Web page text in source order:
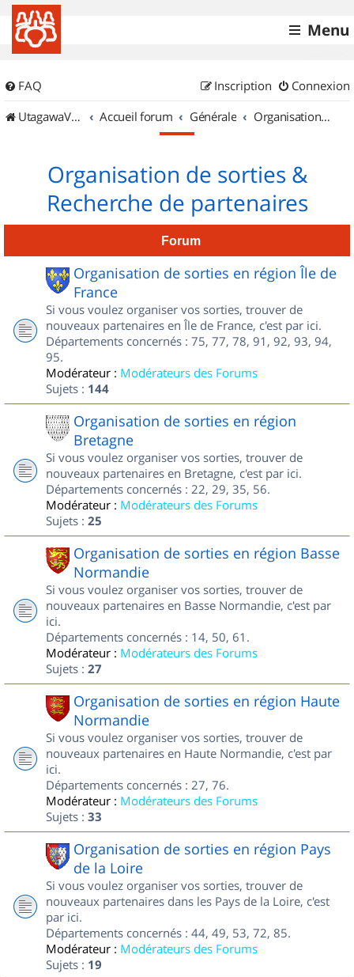
Menu
FAQ Connexion
Inscription
UtagawaVTT (Randos VTT et VTTAE avec traces GPS)
Accueil forum Générale Organisation de sorties & Recherche de partenaires
Organisation de sorties &
Recherche de partenaires
Forum
Organisation de sorties en région Île de
France
Si vous voulez organiser vos sorties, trouver de
nouveaux partenaires en Île de France, c'est par ici.
Départements concernés : 75, 77, 78, 91, 92, 93, 94,
95.
Modérateur : Modérateurs des Forums
Sujets : 144
Organisation de sorties en région
Bretagne
Si vous voulez organiser vos sorties, trouver de
nouveaux partenaires en Bretagne, c'est par ici.
Départements concernés : 22, 29, 35, 56.
Modérateur : Modérateurs des Forums
Sujets : 25
Organisation de sorties en région Basse
Normandie
Si vous voulez organiser vos sorties, trouver de
nouveaux partenaires en Basse Normandie, c'est par
ici.
Départements concernés : 14, 50, 61.
Modérateur : Modérateurs des Forums
Sujets : 27
Organisation de sorties en région Haute
Normandie
Si vous voulez organiser vos sorties, trouver de
nouveaux partenaires en Haute Normandie, c'est par
ici.
Départements concernés : 27, 76.
Modérateur : Modérateurs des Forums
Sujets : 33
Organisation de sorties en région Pays
de la Loire
Si vous voulez organiser vos sorties, trouver de
nouveaux partenaires dans les Pays de la Loire, c'est
par ici.
Départements concernés : 44, 49, 53, 72, 85.
Modérateur : Modérateurs des Forums
Sujets : 19